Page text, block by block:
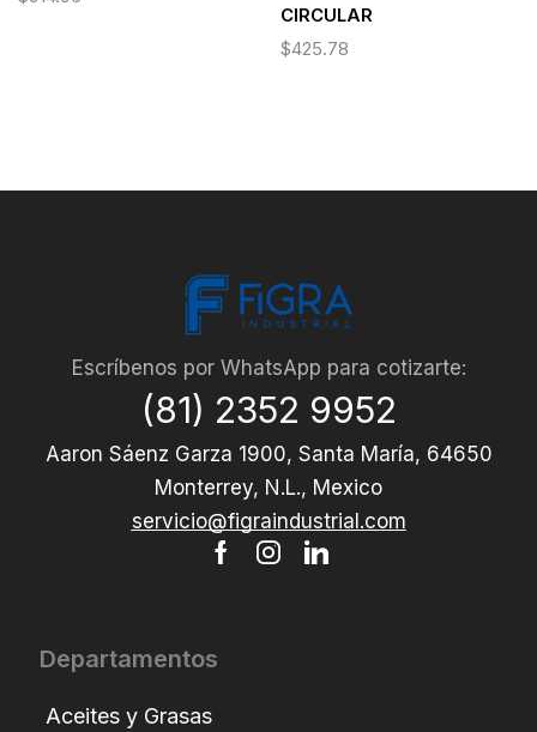
CIRCULAR
$425.78
Escríbenos por WhatsApp para cotizarte:
(81) 2352 9952
Aaron Sáenz Garza 1900, Santa María, 64650
Monterrey, N.L., Mexico
servicio@figraindustrial.com
Departamentos
Aceites y Grasas